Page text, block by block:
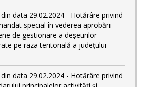
data 29.02.2024 - Hotărâre privind
special în vederea aprobării
de gestionare a deșeurilor
pe raza teritorială a județului
data 29.02.2024 - Hotărâre privind